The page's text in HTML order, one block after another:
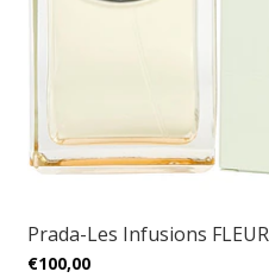
Prada-Les Infusions
€100,00